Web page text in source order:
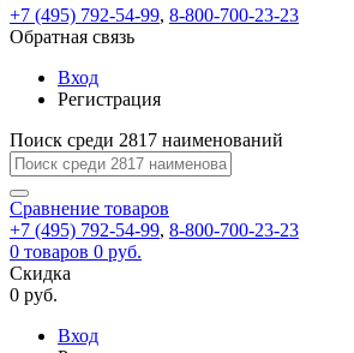
по
ней
для
регистрации.
Ок
Запомнить
меня
Забыли
Мы
отправим
ссылку
на
указанный
электронный
адрес,
перейдя
по
которой
вы
новый
test@test.ru
отправлена
ссылка.
Перейдите
по
для
смены
пароля.
Сменить
Войти
Сообщение
пользовательского
соглашения
+7 (495) 792-54-99, 8-800-700-23-23
Обратная связь
Вход
Регистрация
Поиск среди 2817 наименований
Сравнение товаров
+7 (495) 792-54-99, 8-800-700-23-23
0 товаров 0 руб.
Скидка
0 руб.
Вход